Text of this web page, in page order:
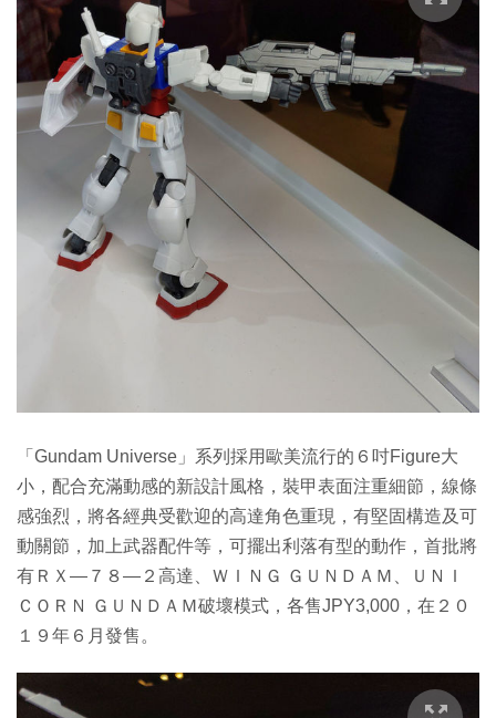
「Gundam Universe」系列採用歐美流行的６吋Figure大
小，配合充滿動感的新設計風格，裝甲表面注重細節，線條
感強烈，將各經典受歡迎的高達角色重現，有堅固構造及可
動關節，加上武器配件等，可擺出利落有型的動作，首批將
有ＲＸ—７８—２高達、ＷＩＮＧ ＧＵＮＤＡＭ、ＵＮＩ
ＣＯＲＮ ＧＵＮＤＡＭ破壞模式，各售JPY3,000，在２０
１９年６月發售。